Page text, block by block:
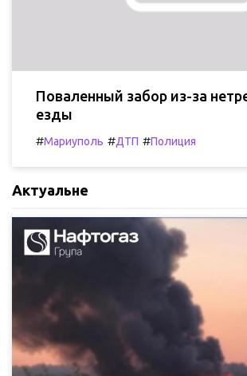
Поваленный забор из-за
езды
#Мариуполь #ДТП #Полиция
Актуальне